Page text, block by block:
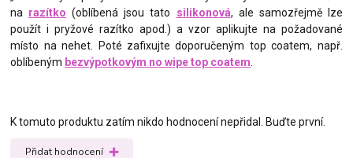
na razítko (oblíbená jsou tato silikonová, ale samozřejmě lze
použít i pryžové razítko apod.) a vzor aplikujte na požadované
místo na nehet. Poté zafixujte doporučeným top coatem, např.
oblíbeným bezvýpotkovým no wipe top coatem
K tomuto produktu zatím nikdo hodnocení nepřidal. Buďte první.
Přidat hodnocení